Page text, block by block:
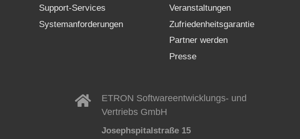
Support-Services
Systemanforderungen
Veranstaltungen
Zufriedenheitsgarantie
Partner werden
Presse
ETRON Softwareentwicklungs- und
Vertriebs GmbH
Josephspitalstraße 15